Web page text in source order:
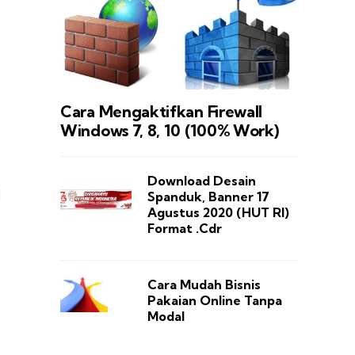
Cara Mengaktifkan Firewall
Windows 7, 8, 10 (100% Work)
Download Desain
Spanduk, Banner 17
Agustus 2020 (HUT RI)
Format .Cdr
Cara Mudah Bisnis
Pakaian Online Tanpa
Modal